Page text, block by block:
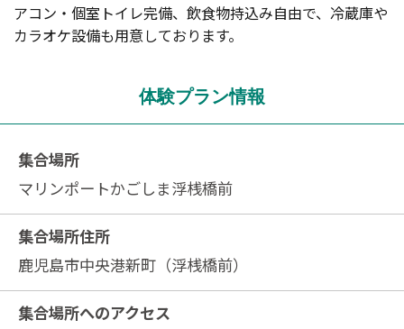
アコン・個室トイレ完備、飲食物持込み自由で、冷蔵庫や
カラオケ設備も用意しております。
体験プラン情報
集合場所
マリンポートかごしま浮桟橋前
集合場所住所
鹿児島市中央港新町（浮桟橋前）
集合場所へのアクセス